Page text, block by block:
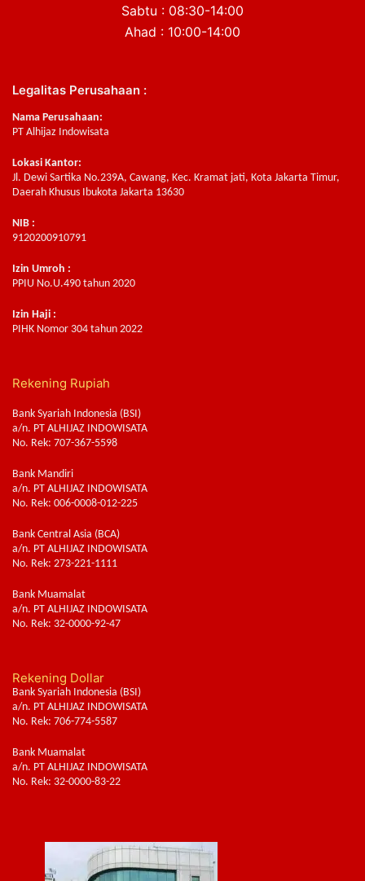
Sabtu : 08:30-14:00
Ahad : 10:00-14:00
Legalitas Perusahaan :
Nama Perusahaan:
PT Alhijaz Indowisata
Lokasi Kantor:
Jl. Dewi Sartika No.239A, Cawang, Kec. Kramat jati, Kota Jakarta Timur,
Daerah Khusus Ibukota Jakarta 13630
NIB :
9120200910791
Izin Umroh :
PPIU No.U.490 tahun 2020
Izin Haji :
PIHK Nomor 304 tahun 2022
Rekening Rupiah
Bank Syariah Indonesia (BSI)
a/n. PT ALHIJAZ INDOWISATA
No. Rek: 707-367-5598
Bank Mandiri
a/n. PT ALHIJAZ INDOWISATA
No. Rek: 006-0008-012-225
Bank Central Asia (BCA)
a/n. PT ALHIJAZ INDOWISATA
No. Rek: 273-221-1111
Bank Muamalat
a/n. PT ALHIJAZ INDOWISATA
No. Rek: 32-0000-92-47
Rekening Dollar
Bank Syariah Indonesia (BSI)
a/n. PT ALHIJAZ INDOWISATA
No. Rek: 706-774-5587
Bank Muamalat
a/n. PT ALHIJAZ INDOWISATA
No. Rek: 32-0000-83-22